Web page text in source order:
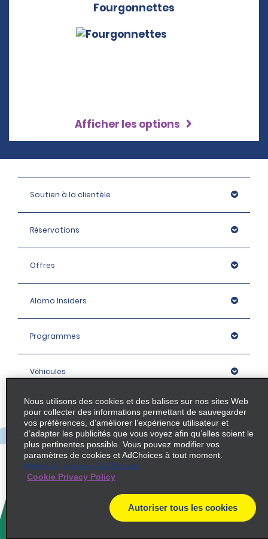
Fourgonnettes
Afficher les options
Soutien à la clientèle
Réservations
Offres
Alamo Insiders
Programmes
Véhicules
Succursales
Entreprise
Politique / Plan du site
© 2026 Enterprise Holdings, Inc. All rights Reserved.
Nous utilisons des cookies et des balises sur nos sites Web
pour collecter des informations permettant de sauvegarder
vos préférences, d’améliorer l’expérience utilisateur et
d’adapter les publicités que vous voyez afin qu’elles soient le
plus pertinentes possible. Vous pouvez modifier vos
paramètres de cookies et AdChoices à tout moment.
Mettez à jour vos AdChoices
Cookie Privacy Policy
Autoriser tous les cookies